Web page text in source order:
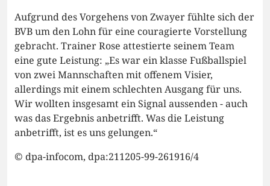
Aufgrund des Vorgehens von Zwayer fühlte sich der
BVB um den Lohn für eine couragierte Vorstellung
gebracht. Trainer Rose attestierte seinem Team
eine gute Leistung: „Es war ein klasse Fußballspiel
von zwei Mannschaften mit offenem Visier,
allerdings mit einem schlechten Ausgang für uns.
Wir wollten insgesamt ein Signal aussenden - auch
was das Ergebnis anbetrifft. Was die Leistung
anbetrifft, ist es uns gelungen.“
© dpa-infocom, dpa:211205-99-261916/4